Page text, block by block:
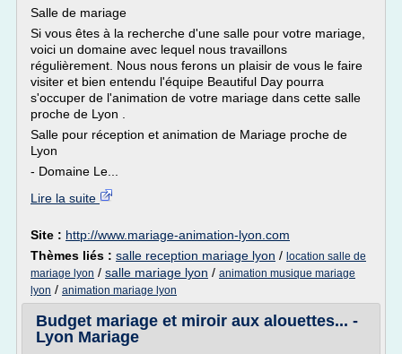
Salle de mariage
Si vous êtes à la recherche d'une salle pour votre mariage,
voici un domaine avec lequel nous travaillons
régulièrement. Nous nous ferons un plaisir de vous le faire
visiter et bien entendu l'équipe Beautiful Day pourra
s'occuper de l'animation de votre mariage dans cette salle
proche de Lyon .
Salle pour réception et animation de Mariage proche de
Lyon
- Domaine Le...
Lire la suite
Site : http://www.mariage-animation-lyon.com
Thèmes liés : salle reception mariage lyon / location salle de
mariage lyon / salle mariage lyon / animation musique mariage
lyon / animation mariage lyon
Budget mariage et miroir aux alouettes... -
Lyon Mariage